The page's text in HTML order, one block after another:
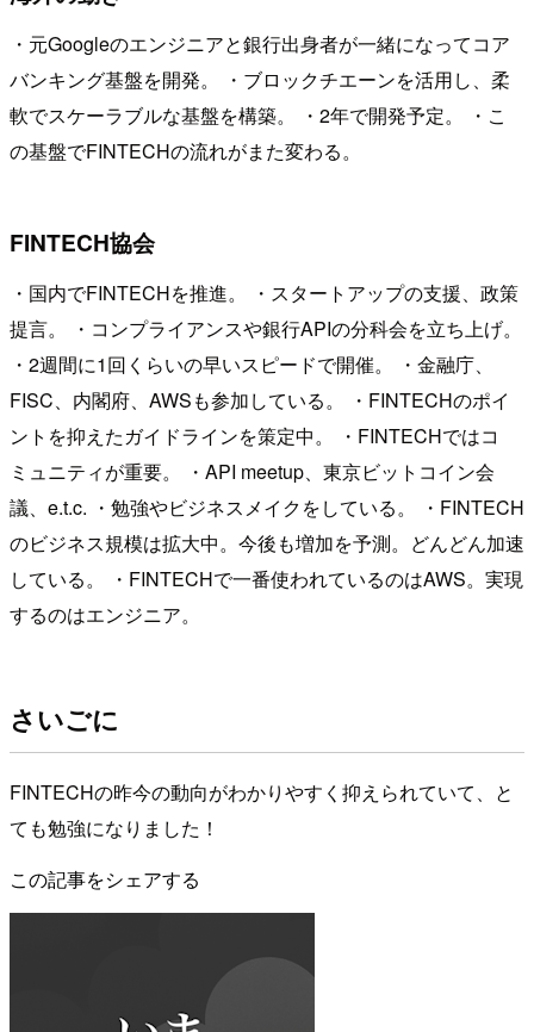
・元Googleのエンジニアと銀行出身者が一緒になってコア
バンキング基盤を開発。 ・ブロックチエーンを活用し、柔
軟でスケーラブルな基盤を構築。 ・2年で開発予定。 ・こ
の基盤でFINTECHの流れがまた変わる。
FINTECH協会
・国内でFINTECHを推進。 ・スタートアップの支援、政策
提言。 ・コンプライアンスや銀行APIの分科会を立ち上げ。
・2週間に1回くらいの早いスピードで開催。 ・金融庁、
FISC、内閣府、AWSも参加している。 ・FINTECHのポイ
ントを抑えたガイドラインを策定中。 ・FINTECHではコ
ミュニティが重要。 ・API meetup、東京ビットコイン会
議、e.t.c. ・勉強やビジネスメイクをしている。 ・FINTECH
のビジネス規模は拡大中。今後も増加を予測。どんどん加速
している。 ・FINTECHで一番使われているのはAWS。実現
するのはエンジニア。
さいごに
FINTECHの昨今の動向がわかりやすく抑えられていて、と
ても勉強になりました！
この記事をシェアする